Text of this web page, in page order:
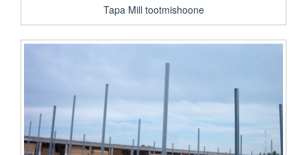
Tapa Mill tootmishoone